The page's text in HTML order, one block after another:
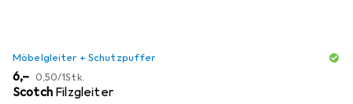
Möbelgleiter + Schutzpuffer
EUR
6,– EUR
0,50/1Stk.
Scotch Filzgleiter